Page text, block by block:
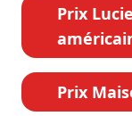
Prix
Prix